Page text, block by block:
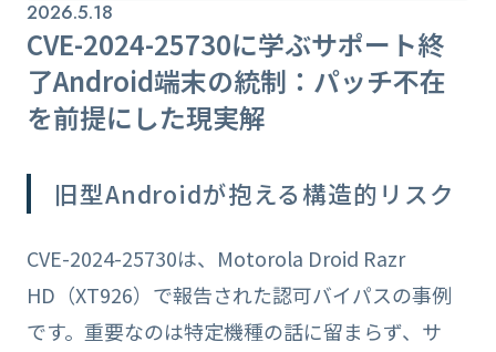
2026.5.18
CVE-2024-25730に学ぶサポート終
了Android端末の統制：パッチ不在
を前提にした現実解
旧型Androidが抱える構造的リスク
CVE-2024-25730は、Motorola Droid Razr
HD（XT926）で報告された認可バイパスの事例
です。重要なのは特定機種の話に留まらず、サ